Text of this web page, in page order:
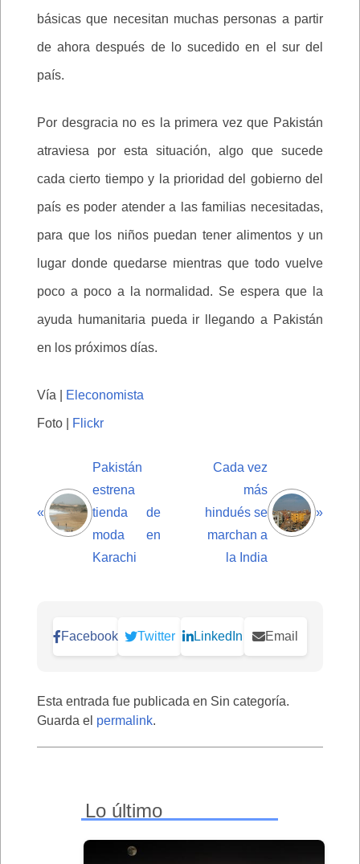
básicas que necesitan muchas personas a partir
de ahora después de lo sucedido en el sur del
país.
Por desgracia no es la primera vez que Pakistán
atraviesa por esta situación, algo que sucede
cada cierto tiempo y la prioridad del gobierno del
país es poder atender a las familias necesitadas,
para que los niños puedan tener alimentos y un
lugar donde quedarse mientras que todo vuelve
poco a poco a la normalidad. Se espera que la
ayuda humanitaria pueda ir llegando a Pakistán
en los próximos días.
Vía | Eleconomista
Foto | Flickr
«
Pakistán
estrena
tienda de
moda en
Karachi
Cada vez
más
hindués se
marchan a
la India
»
Facebook Twitter LinkedIn Email
Esta entrada fue publicada en Sin categoría.
Guarda el permalink.
Lo último